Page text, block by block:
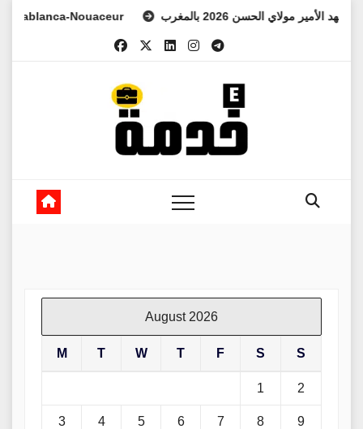
Nouaceur العهد الأمير مولاي الحسن 2026 بالمغرب
August 2026
M T W T F S S
1 2
3 4 5 6 7 8 9